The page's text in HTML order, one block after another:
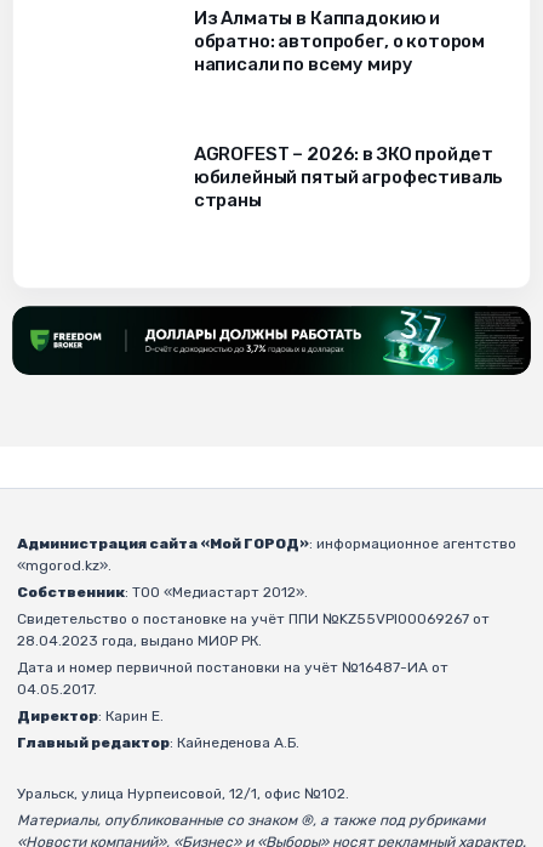
Из Алматы в Каппадокию и
обратно: автопробег, о котором
написали по всему миру
AGROFEST – 2026: в ЗКО пройдет
юбилейный пятый агрофестиваль
страны
Администрация сайта «Мой ГОРОД»: информационное агентство
«mgorod.kz».
Собственник: ТОО «Медиастарт 2012».
Свидетельство о постановке на учёт ППИ №KZ55VPI00069267 от
28.04.2023 года, выдано МИОР РК.
Дата и номер первичной постановки на учёт №16487-ИА от
04.05.2017.
Директор: Карин Е.
Главный редактор: Кайнеденова А.Б.
Уральск, улица Нурпеисовой, 12/1, офис №102.
Материалы, опубликованные со знаком ®, а также под рубриками
«Новости компаний», «Бизнес» и «Выборы» носят рекламный характер.